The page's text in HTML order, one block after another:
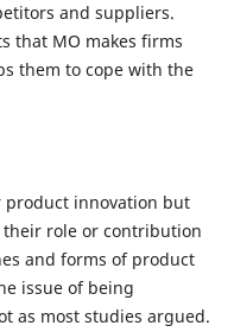
and suppliers.
that MO makes firms
them to cope with the
product innovation but
role or contribution
and forms of product
issue of being
as most studies argued.